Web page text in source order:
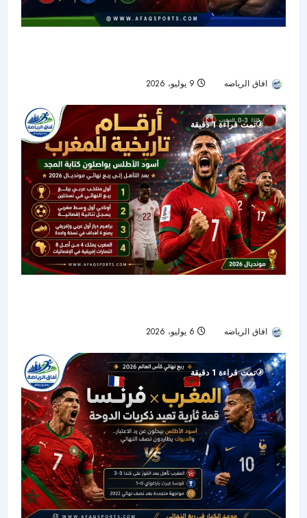
افاق الرياضه
تمت قراءة 1 دقيقة
افاق الرياضه
تمت قراءة 1 دقيقة